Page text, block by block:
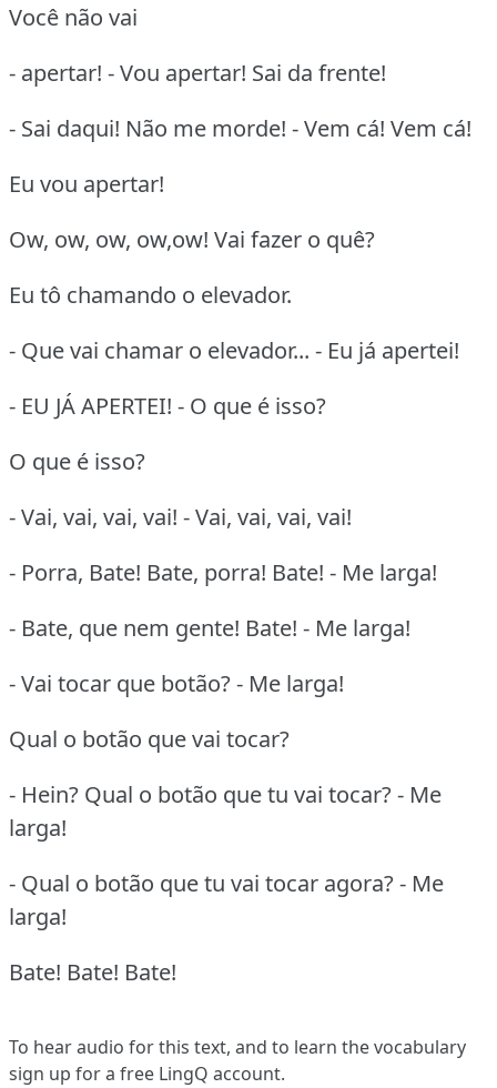
Você não vai
- apertar! - Vou apertar! Sai da frente!
- Sai daqui! Não me morde! - Vem cá! Vem cá!
Eu vou apertar!
Ow, ow, ow, ow,ow! Vai fazer o quê?
Eu tô chamando o elevador.
- Que vai chamar o elevador... - Eu já apertei!
- EU JÁ APERTEI! - O que é isso?
O que é isso?
- Vai, vai, vai, vai! - Vai, vai, vai, vai!
- Porra, Bate! Bate, porra! Bate! - Me larga!
- Bate, que nem gente! Bate! - Me larga!
- Vai tocar que botão? - Me larga!
Qual o botão que vai tocar?
- Hein? Qual o botão que tu vai tocar? - Me
larga!
- Qual o botão que tu vai tocar agora? - Me
larga!
Bate! Bate! Bate!
To hear audio for this text, and to learn the vocabulary
sign up for a free LingQ account.